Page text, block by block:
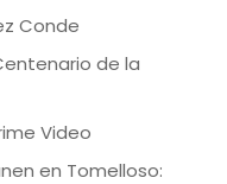
Conde
de la
Video
en Tomelloso: